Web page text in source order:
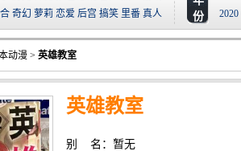
奇幻 萝莉 恋爱 后宫 搞笑 里番 真人
份
2020
动漫 > 英雄教室
英雄教室
别 名：暂无